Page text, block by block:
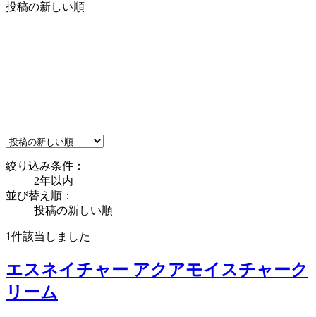
投稿の新しい順
絞り込み条件：
2年以内
並び替え順：
投稿の新しい順
1件該当しました
エスネイチャー アクアモイスチャーク
リーム